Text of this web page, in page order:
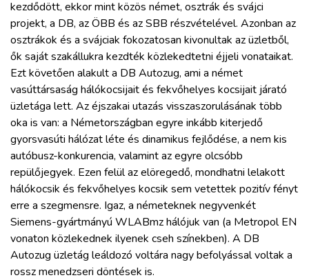
kezdődött, ekkor mint közös német, osztrák és svájci
projekt, a DB, az ÖBB és az SBB részvételével. Azonban az
osztrákok és a svájciak fokozatosan kivonultak az üzletből,
ők saját szakállukra kezdték közlekedtetni éjjeli vonataikat.
Ezt követően alakult a DB Autozug, ami a német
vasúttársaság hálókocsijait és fekvőhelyes kocsijait járató
üzletága lett. Az éjszakai utazás visszaszorulásának több
oka is van: a Németországban egyre inkább kiterjedő
gyorsvasúti hálózat léte és dinamikus fejlődése, a nem kis
autóbusz-konkurencia, valamint az egyre olcsóbb
repülőjegyek. Ezen felül az elöregedő, mondhatni lelakott
hálókocsik és fekvőhelyes kocsik sem vetettek pozitív fényt
erre a szegmensre. Igaz, a németeknek negyvenkét
Siemens-gyártmányú WLABmz hálójuk van (a Metropol EN
vonaton közlekednek ilyenek cseh színekben). A DB
Autozug üzletág leáldozó voltára nagy befolyással voltak a
rossz menedzseri döntések is.